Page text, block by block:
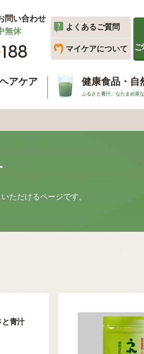
問い合わせ
無休 よくあるご質問
マイケアについて
アケア 健康食品・自
ふるさと青汁、なたまめ茶
ただけるページです。
と青汁